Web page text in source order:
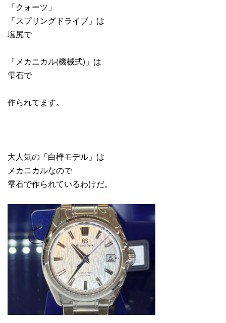
「クォーツ」
「スプリングドライブ」は
塩尻で
「メカニカル(機械式)」は
雫石で
作られてます。
大人気の「白樺モデル」は
メカニカルなので
雫石で作られているわけだ。